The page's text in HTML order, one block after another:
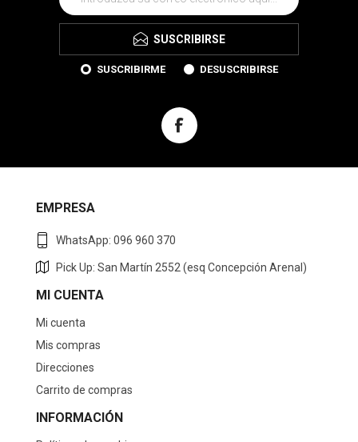
SUSCRIBIRSE
SUSCRIBIRME DESUSCRIBIRSE
EMPRESA
WhatsApp: 096 960 370
Pick Up: San Martín 2552 (esq Concepción Arenal)
MI CUENTA
Mi cuenta
Mis compras
Direcciones
Carrito de compras
INFORMACIÓN